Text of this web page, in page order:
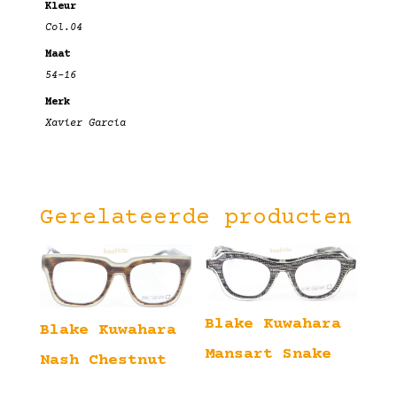
Kleur
Col.04
Maat
54-16
Merk
Xavier Garcia
Gerelateerde producten
Blake Kuwahara
Nash Chestnut
Blake Kuwahara
Mansart Snake